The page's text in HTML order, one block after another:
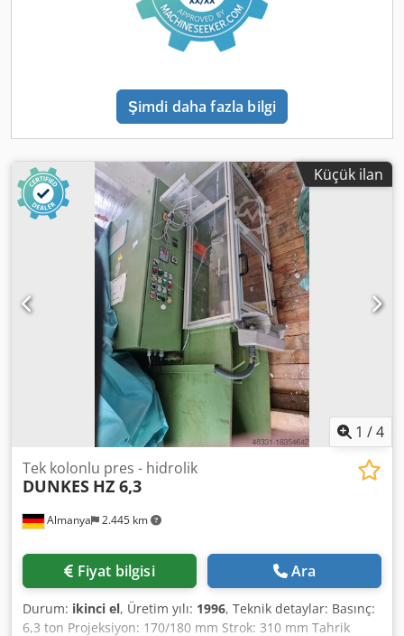
Şimdi daha fazla bilgi
Küçük ilan
1 /4
Almanya 2.445 km
Tek kolonlu pres - hidrolik
DUNKES HZ 6,3
Fiyat bilgisi Ara
Durum: ikinci el, Üretim yılı: 1996, Teknik detaylar: Basınç:
6,3 ton Projeksiyon: 170/180 mm Strok: 310 mm Tahrik